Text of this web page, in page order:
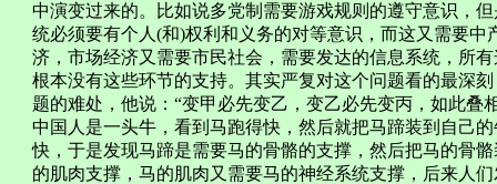
中演变过来的。比如说多党制需要游戏规则的遵守意识，
统必须要有个人(和)权利和义务的对等意识，而这又需要
济，市场经济又需要市民社会，需要发达的信息系统，所
根本没有这些环节的支持。其实严复对这个问题看的最深
题的难处，他说：“变甲必先变乙，变乙必先变丙，如此叠
中国人是一头牛，看到马跑得快，然后就把马蹄装到自己
快，于是发现马蹄是需要马的骨骼的支撑，然后把马的骨
的肌肉支撑，马的肌肉又需要马的神经系统支撑，后来人